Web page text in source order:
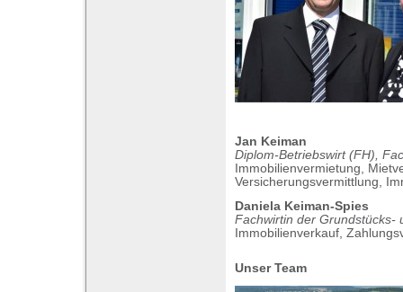
Jan Keiman
Diplom-Betriebswirt (FH),
Immobilienvermietung,
Versicherungsvermittlung,
Daniela Keiman-Spies
Fachwirtin der Grundstücks-
Immobilienverkauf,
Unser Team